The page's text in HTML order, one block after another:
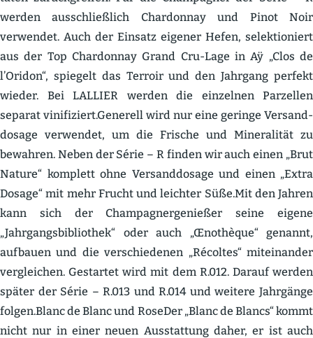
werden ausschließlich Chardonnay und Pinot Noir
verwendet. Auch der Einsatz eigener Hefen, selek­tio­niert
aus der Top Chardonnay Grand Cru-Lage in Aÿ „Clos de
l’Oridon“, spiegelt das Terroir und den Jahrgang perfekt
wieder. Bei LALLIER werden die einzelnen Parzellen
separat vinifiziert.Generell wird nur eine geringe Versand­
dosage verwendet, um die Frische und Minera­lität zu
bewahren. Neben der Série – R finden wir auch einen „Brut
Nature“ komplett ohne Versand­dosage und einen „Extra
Dosage“ mit mehr Frucht und leichter Süße.Mit den Jahren
kann sich der Champa­gner­ge­nießer seine eigene
„Jahrgangs­bi­bliothek“ oder auch „Œnothèque“ genannt,
aufbauen und die verschie­denen „Récoltes“ mitein­ander
vergleichen. Gestartet wird mit dem R.012. Darauf werden
später der Série – R.013 und R.014 und weitere Jahrgänge
folgen.Blanc de Blanc und RoseDer „Blanc de Blancs“ kommt
nicht nur in einer neuen Ausstattung daher, er ist auch